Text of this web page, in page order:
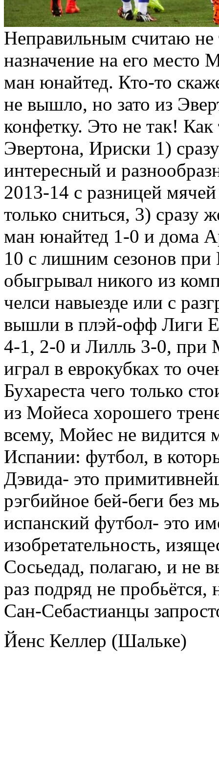
Неправильным считаю не
назначение на его место
ман юнайтед. Кто-то
не вышло, но зато из
конфетку. Это не так!
Эвертона, Ириски 1)
интересный и
2013-14 с разницей
только сниться, 3)
ман юнайтед 1-0 и дома
10 с лишним сезонов при
обыгрывал никого из
челси навыезде или с
вышли в плэй-офф Лиги
4-1, 2-0 и Лилль 3-0, при
играл в еврокубках то
Бухареста чего только
из Мойеса хорошего
всему, Мойес не видится
Испании: футбол, в
Дэвида- это
рэгбийное бей-беги без
испанский футбол- это
изобретательность,
Сосьедад, полагаю, и не
раз подряд не пробьётся,
Сан-Себастианцы
Йенс Келлер (Шальке)